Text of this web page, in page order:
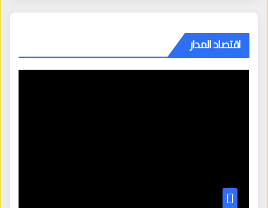
اقتصاد المدار